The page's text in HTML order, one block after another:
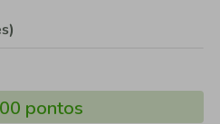
pontos